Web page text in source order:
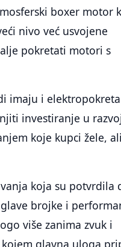
boxer motor
nivo već usvojene
pokretati motori s
imaju i
investiranje u
koje kupci žele,
koja su potvrdila
brojke i
više zanima zvuk i
glavna uloga